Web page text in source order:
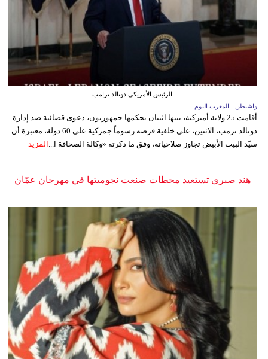
الرئيس الأمريكي دونالد ترامب
واشنطن - المغرب اليوم
أقامت 25 ولاية أميركية، بينها اثنتان يحكمها جمهوريون، دعوى قضائية ضد إدارة
دونالد ترمب، الاثنين، على خلفية فرضه رسوماً جمركية على 60 دولة، معتبرة أن
سيّد البيت الأبيض تجاوز صلاحياته، وفق ما ذكرته «وكالة الصحافة ا... المزيد
هند صبري تستعيد محطات صنعت نجوميتها في مهرجان عمّان